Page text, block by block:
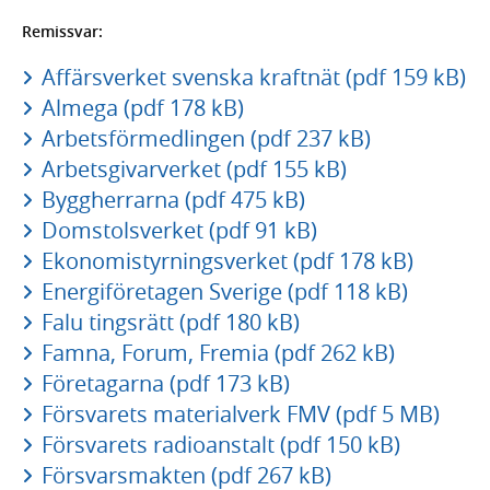
Remissvar:
Affärsverket svenska kraftnät (pdf 159 kB)
Almega (pdf 178 kB)
Arbetsförmedlingen (pdf 237 kB)
Arbetsgivarverket (pdf 155 kB)
Byggherrarna (pdf 475 kB)
Domstolsverket (pdf 91 kB)
Ekonomistyrningsverket (pdf 178 kB)
Energiföretagen Sverige (pdf 118 kB)
Falu tingsrätt (pdf 180 kB)
Famna, Forum, Fremia (pdf 262 kB)
Företagarna (pdf 173 kB)
Försvarets materialverk FMV (pdf 5 MB)
Försvarets radioanstalt (pdf 150 kB)
Försvarsmakten (pdf 267 kB)